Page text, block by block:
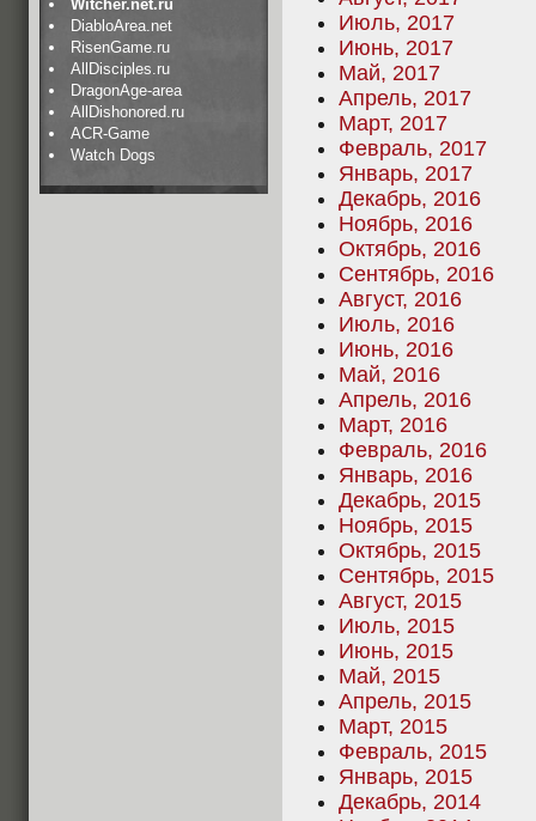
Witcher.net.ru
DiabloArea.net
RisenGame.ru
AllDisciples.ru
DragonAge-area
AllDishonored.ru
ACR-Game
Watch Dogs
Июль, 2017
Июнь, 2017
Май, 2017
Апрель, 2017
Март, 2017
Февраль, 2017
Январь, 2017
Декабрь, 2016
Ноябрь, 2016
Октябрь, 2016
Сентябрь, 2016
Август, 2016
Июль, 2016
Июнь, 2016
Май, 2016
Апрель, 2016
Март, 2016
Февраль, 2016
Январь, 2016
Декабрь, 2015
Ноябрь, 2015
Октябрь, 2015
Сентябрь, 2015
Август, 2015
Июль, 2015
Июнь, 2015
Май, 2015
Апрель, 2015
Март, 2015
Февраль, 2015
Январь, 2015
Декабрь, 2014